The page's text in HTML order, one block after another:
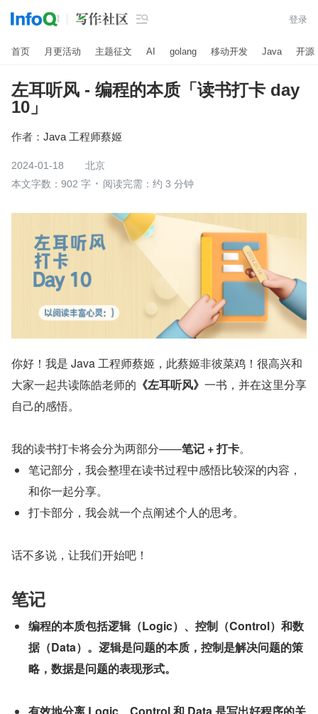
 登录
首页 月更活动 主题征文 AI golang 移动开发 Java 开源
左耳听风 - 编程的本质「读书打卡 day
10」
作者： Java 工程师蔡姬
2024-01-18
北京
本文字数：902 字
阅读完需：约 3 分钟
你好！我是 Java 工程师蔡姬，此蔡姬非彼菜鸡！很高兴和
大家一起共读陈皓老师的 《左耳听风》 一书，并在这里分享
自己的感悟。
我的读书打卡将会分为两部分——笔记 + 打卡。
笔记部分，我会整理在读书过程中感悟比较深的内容，
和你一起分享。
打卡部分，我会就一个点阐述个人的思考。
话不多说，让我们开始吧！
笔记
编程的本质包括逻辑（Logic）、控制（Control）和数
据（Data）。逻辑是问题的本质，控制是解决问题的策
略，数据是问题的表现形式。